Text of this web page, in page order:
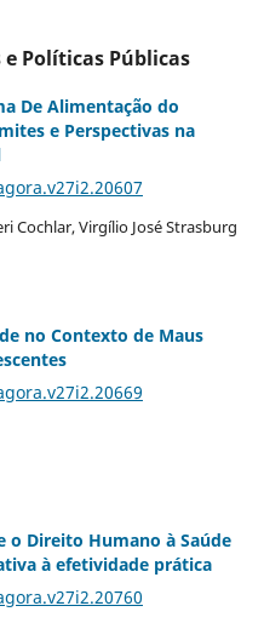
Políticas Públicas
De Alimentação do
e Perspectivas na
Cochlar, Virgílio José Strasburg
no Contexto de Maus
o Direito Humano à Saúde
à efetividade prática